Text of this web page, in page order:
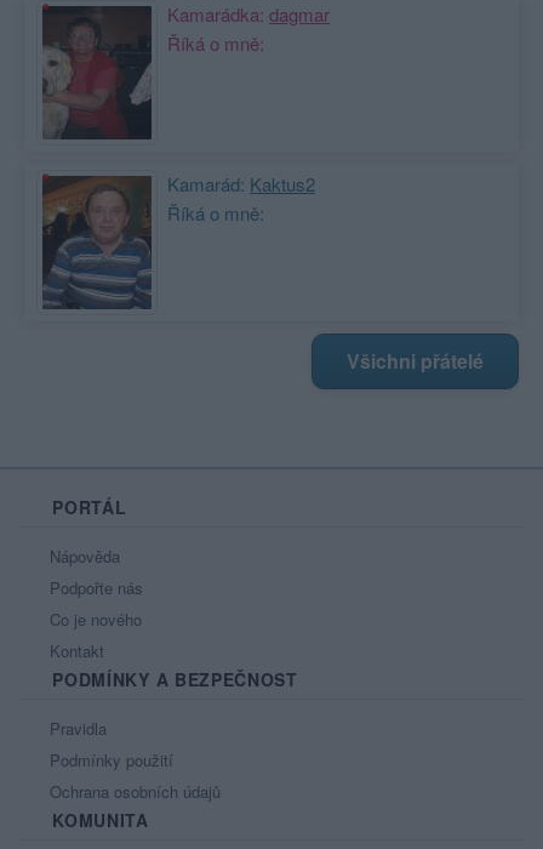
Kamarádka: dagmar
Říká o mně:
Kamarád: Kaktus2
Říká o mně:
Všichni přátelé
PORTÁL
Nápověda
Podpořte nás
Co je nového
Kontakt
PODMÍNKY A BEZPEČNOST
Pravidla
Podmínky použití
Ochrana osobních údajů
KOMUNITA